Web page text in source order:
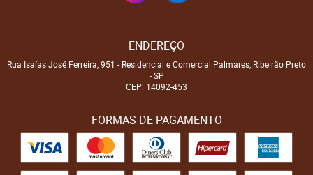
ENDEREÇO
Rua Isaías José Ferreira, 951 - Residencial e Comercial Palmares, Ribeirão Preto
-SP
CEP: 14092-453
FORMAS DE PAGAMENTO